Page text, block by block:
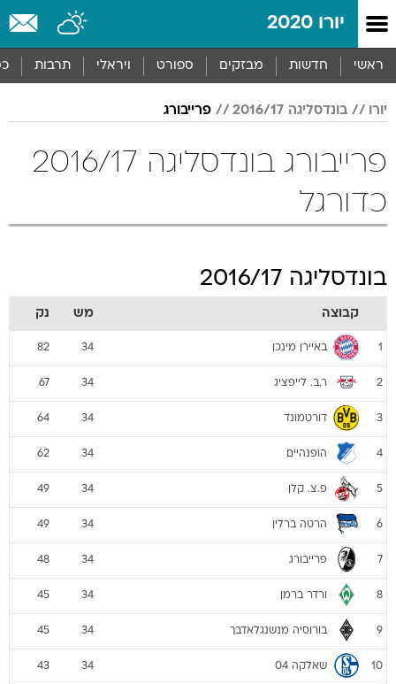
יורו 2020
ראשי חדשות מבזקים ספורט ויראלי תרבות
יורו בונדסליגה 2016/17 פרייבורג
פרייבורג בונדסליגה 2016/17
כדורגל
בונדסליגה 2016/17
קבוצה מש נק
1 באיירן מינכן 34
82
2 ר.ב. לייפציג 34
67
3 דורטמונד 34
64
4 הופנהיים 34
62
5 פ.צ. קלן 34
49
6 הרטה ברלין 34
49
7 פרייבורג 34
48
8 ורדר ברמן 34
45
9 בורוסיה מנשנגלאדבך 34
45
10 שאלקה 04 34
43